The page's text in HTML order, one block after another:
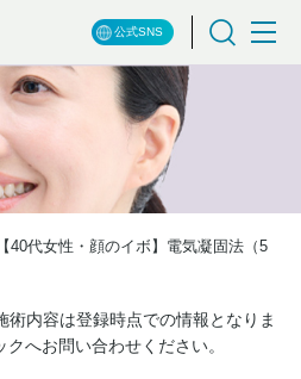
公式SNS
【40代女性・顔のイボ】電気凝固法（5
内容は登録時点での情報となりま
へお問い合わせください。